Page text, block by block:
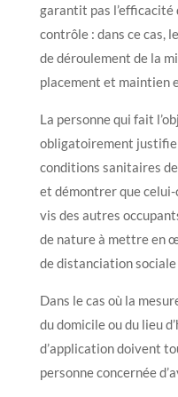
garantit pas
contrôle : dans ce cas,
de déroulement de la
placement et maintien
La personne qui fait
obligatoirement
conditions sanitaires de
et démontrer que
vis des autres
de nature à mettre en
de distanciation
Dans le cas où la
du domicile ou du lieu
d’application doivent
personne concernée